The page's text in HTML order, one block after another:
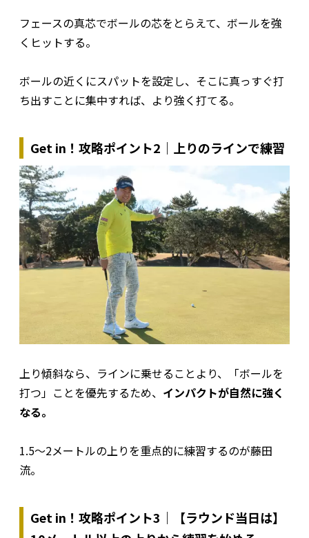
フェースの真芯でボールの芯をとらえて、ボールを強
くヒットする。
ボールの近くにスパットを設定し、そこに真っすぐ打
ち出すことに集中すれば、より強く打てる。
Get in！攻略ポイント2｜上りのラインで練習
上り傾斜なら、ラインに乗せることより、「ボールを
打つ」ことを優先するため、 インパクトが自然に強く
なる。
1.5～2メートルの上りを重点的に練習するのが藤田
流。
Get in！攻略ポイント3｜【ラウンド当日は】